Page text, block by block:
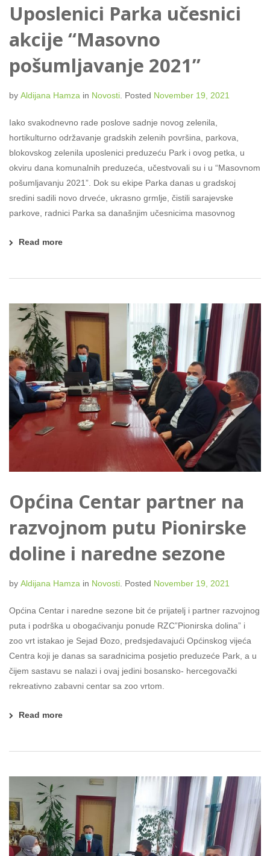
Uposlenici Parka učesnici
akcije “Masovno
pošumljavanje 2021”
by Aldijana Hamza in Novosti. Posted November 19, 2021
Iako svakodnevno rade poslove sadnje novog zelenila,
hortikulturno održavanje gradskih zelenih površina, parkova,
blokovskog zelenila uposlenici preduzeću Park i ovog petka, u
okviru dana komunalnih preduzeća, učestvovali su i u “Masovnom
pošumljavanju 2021”. Dok su ekipe Parka danas u gradskoj
sredini sadili novo drveće, ukrasno grmlje, čistili sarajevske
parkove, radnici Parka sa današnjim učesnicima masovnog
Read more
Općina Centar partner na
razvojnom putu Pionirske
doline i naredne sezone
by Aldijana Hamza in Novosti Posted November 19, 2021
Općina Centar i naredne sezone bit će prijatelj i partner razvojnog
puta i podrška u obogaćivanju ponude RZC”Pionirska dolina” i
zoo vrt istakao je Sejad Đozo, predsjedavajući Općinskog vijeća
Centra koji je danas sa saradnicima posjetio preduzeće Park, a u
čijem sastavu se nalazi i ovaj jedini bosansko- hercegovački
rekreativno zabavni centar sa zoo vrtom.
Read more